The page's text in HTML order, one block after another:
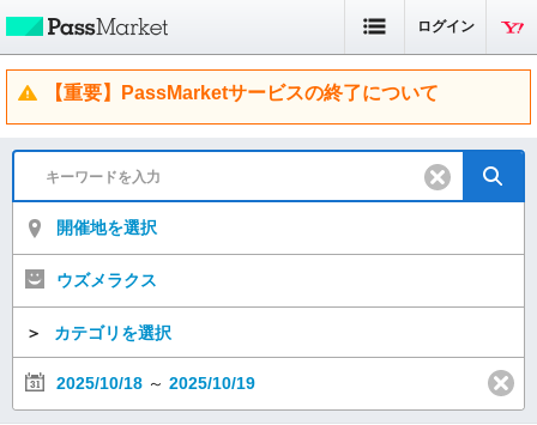
ログイン
【重要】PassMarketサービスの終了について
開催地を選択
ウズメラクス
＞ カテゴリを選択
2025/10/18 ～ 2025/10/19